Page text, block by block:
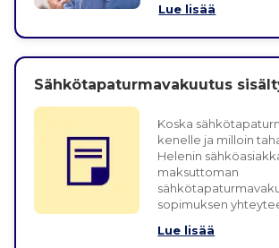
Lue lisää
Sähkötapaturmavakuutus
Koska
kenelle ja milloin
Helenin
maksuttoman
sopimuksen
Lue lisää